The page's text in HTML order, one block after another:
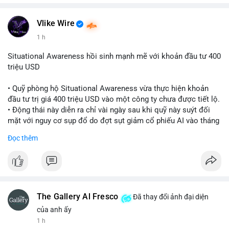
Vlike Wire
1 h
Situational Awareness hồi sinh mạnh mẽ với khoản đầu tư 400
triệu USD
• Quỹ phòng hộ Situational Awareness vừa thực hiện khoản
đầu tư trị giá 400 triệu USD vào một công ty chưa được tiết lộ.
• Động thái này diễn ra chỉ vài ngày sau khi quỹ này suýt đối
mặt với nguy cơ sụp đổ do đợt sụt giảm cổ phiếu AI vào tháng
• Sự trở lại này đánh dấu bước phục hồi đáng chú ý của quỹ
$btc $eth
Đọc thêm
The Gallery Al Fresco
Đã thay đổi ảnh đại diện
của anh ấy
1 h